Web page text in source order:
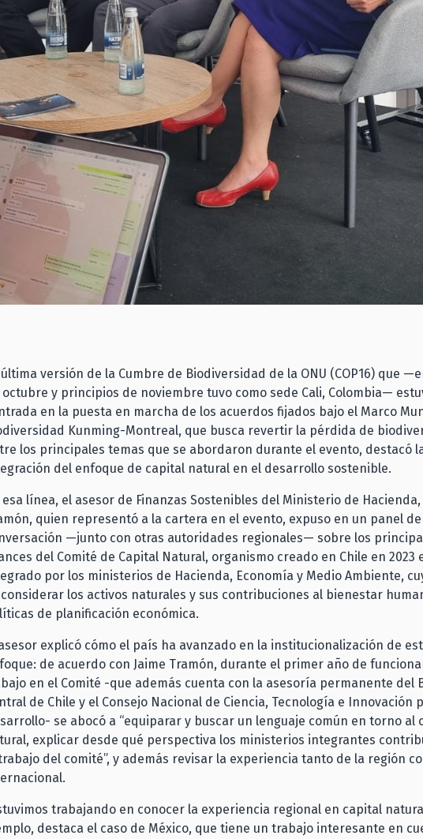
última versión de la Cumbre de Biodiversidad de la ONU (COP16) que
octubre y principios de noviembre tuvo como sede Cali, Colombia—
en la puesta en marcha de los acuerdos fijados bajo el Marco
Kunming-Montreal, que busca revertir la pérdida de
los principales temas que se abordaron durante el evento, destacó
del enfoque de capital natural en el desarrollo sostenible.
esa línea, el asesor de Finanzas Sostenibles del Ministerio de Hacienda,
quien representó a la cartera en el evento, expuso en un panel de
—junto con otras autoridades regionales— sobre los
del Comité de Capital Natural, organismo creado en Chile en 2023
por los ministerios de Hacienda, Economía y Medio Ambiente,
los activos naturales y sus contribuciones al bienestar
de planificación económica.
explicó cómo el país ha avanzado en la institucionalización de
de acuerdo con Jaime Tramón, durante el primer año de
en el Comité -que además cuenta con la asesoría permanente del
de Chile y el Consejo Nacional de Ciencia, Tecnología e Innovación
se abocó a “equiparar y buscar un lenguaje común en torno al
explicar desde qué perspectiva los ministerios integrantes
del comité”, y además revisar la experiencia tanto de la región
trabajando en conocer la experiencia regional en capital
destaca el caso de México, que tiene un trabajo interesante en